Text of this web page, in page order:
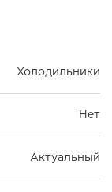
Холодильники
Нет
Актуальный